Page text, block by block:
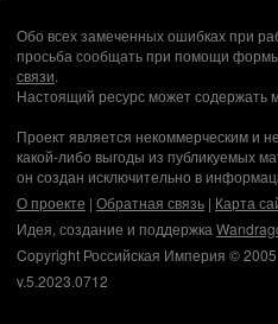
Обо всех замеченных ошибках при
просьба сообщать при помощи
связи.
Настоящий ресурс может содержать
Проект является некоммерческим и
какой-либо выгоды из публикуемых
он создан исключительно в
О проекте | Обратная связь | Карта
Идея, создание и поддержка
Copyright Российская Империя ©
v.5.2023.0712